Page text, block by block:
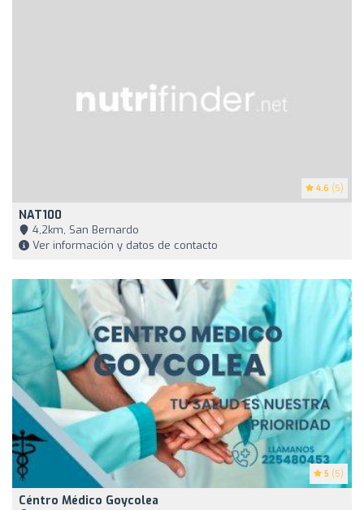
4.6 (5)
NAT100
4,2km, San Bernardo
Ver información y datos de contacto
5 (5)
Céntro Médico Goycolea